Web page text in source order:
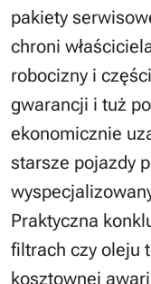
pakiety
chroni
robocizny i
gwarancji i tuż
ekonomicznie
starsze pojazdy
Praktyczna
filtrach czy oleju
kosztownej